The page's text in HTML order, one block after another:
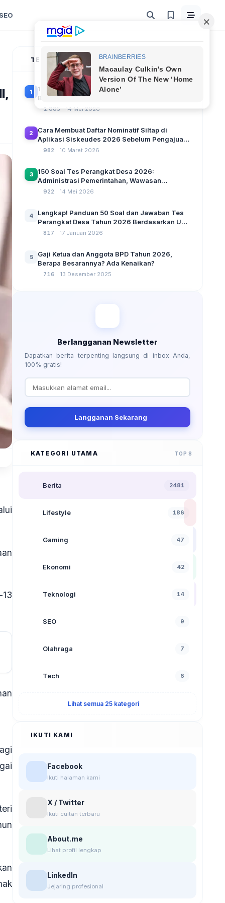
TERPOPULER
1
100 Soal Tes Perangkat Desa Terbaru 2026
Beserta Kunci Jawaban: Latihan CAT Berbasis
1.005 14 Mei 2026
2
Cara Membuat Daftar Nominatif Siltap di
Aplikasi Siskeudes 2026 Sebelum Pengajuan
SPP Pencairan Dana Desa
982 10 Maret 2026
3
150 Soal Tes Perangkat Desa 2026:
Administrasi Pemerintahan, Wawasan
Kebangsaan, dan Komputer Beserta Jawaban
922 14 Mei 2026
4
Lengkap! Panduan 50 Soal dan Jawaban Tes
Perangkat Desa Tahun 2026 Berdasarkan UU
No 3 Tahun 2024
817 17 Januari 2026
5
Gaji Ketua dan Anggota BPD Tahun 2026,
Berapa Besarannya? Ada Kenaikan?
716 13 Desember 2025
Berlangganan Newsletter
Dapatkan berita terpenting langsung di inbox Anda,
100% gratis!
Langganan Sekarang
KATEGORI UTAMA TOP 8
Berita 2481
Lifestyle 186
Gaming 47
Ekonomi 42
Teknologi 14
SEO 9
Olahraga 7
Tech 6
Lihat semua 25 kategori
IKUTI KAMI
Facebook
Ikuti halaman kami
X / Twitter
Ikuti cuitan terbaru
About.me
Lihat profil lengkap
LinkedIn
Jejaring profesional